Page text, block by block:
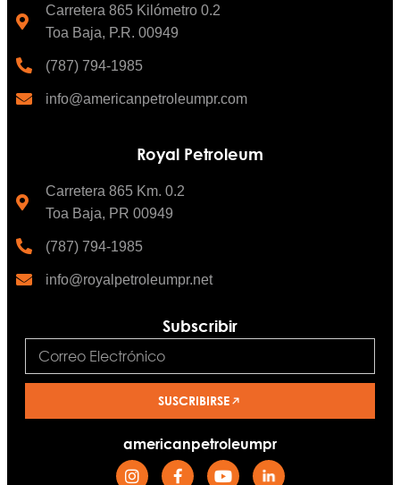
Carretera 865 Kilómetro 0.2
Toa Baja, P.R. 00949
(787) 794-1985
info@americanpetroleumpr.com
Royal Petroleum
Carretera 865 Km. 0.2
Toa Baja, PR 00949
(787) 794-1985
info@royalpetroleumpr.net
Subscribir
SUSCRIBIRSE
americanpetroleumpr